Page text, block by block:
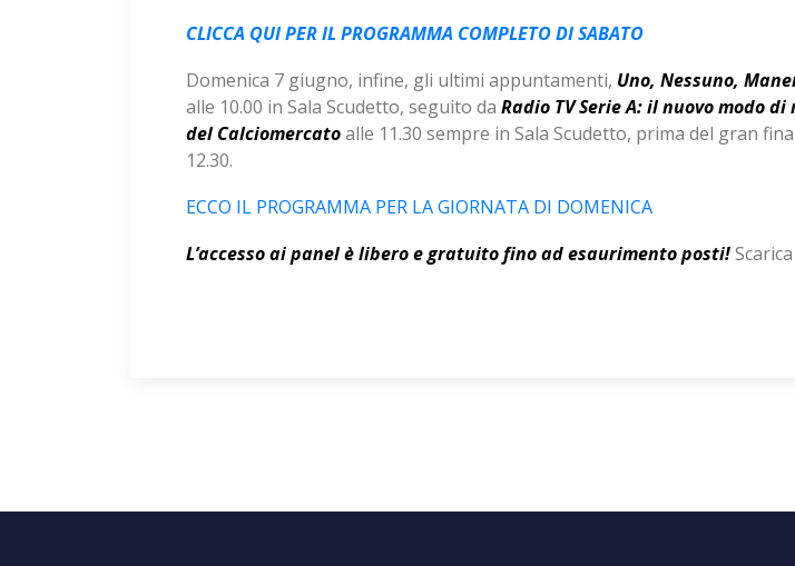
CLICCA QUI PER IL PROGRAMMA COMPLETO DI SABATO
Domenica 7 giugno, infine, gli ultimi appuntamenti, Uno, Nessuno,
alle 10.00 in Sala Scudetto, seguito da Radio TV Serie A: il nuovo modo
del Calciomercatoalle 11.30 sempre in Sala Scudetto, prima del gran
12.30.
ECCO IL PROGRAMMA PER LA GIORNATA DI DOMENICA
L’accesso ai panel è libero e gratuito fino ad esaurimento posti!Scarica